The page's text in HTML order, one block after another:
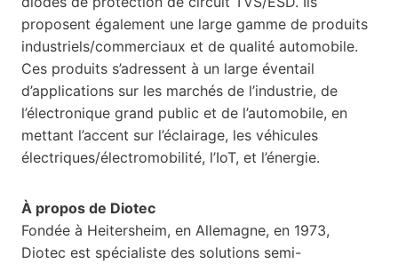
proposent également une large gamme de produits
industriels/commerciaux et de qualité automobile.
Ces produits s’adressent à un large éventail
d’applications sur les marchés de l’industrie, de
l’électronique grand public et de l’automobile, en
mettant l’accent sur l’éclairage, les véhicules
électriques/électromobilité, l’IoT, et l’énergie.
À propos de Diotec
Fondée à Heitersheim, en Allemagne, en 1973,
Diotec est spécialiste des solutions semi-